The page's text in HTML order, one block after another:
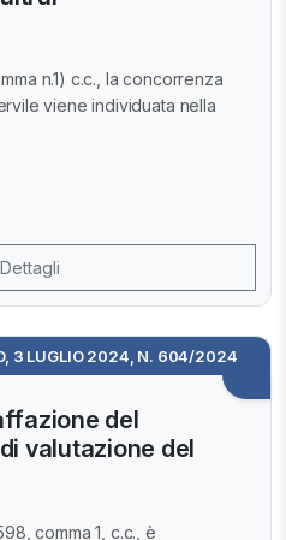
n.1) c.c., la concorrenza
viene individuata nella
Dettagli
3 LUGLIO 2024, N. 604/2024
del
valutazione del
comma 1, c.c., è